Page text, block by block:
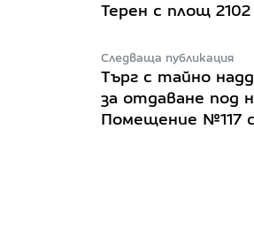
Терен с площ 2102
Следваща публикация
Търг с тайно
за отдаване под
Помещение №117